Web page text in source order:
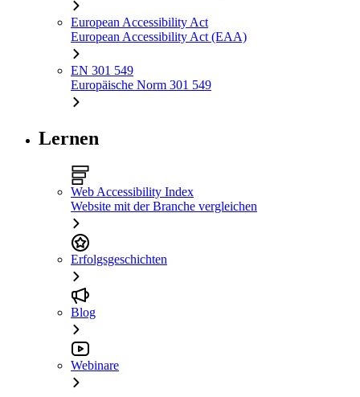
European Accessibility Act
European Accessibility Act (EAA)
EN 301 549
Europäische Norm 301 549
Lernen
Web Accessibility Index
Website mit der Branche vergleichen
Erfolgsgeschichten
Blog
Webinare